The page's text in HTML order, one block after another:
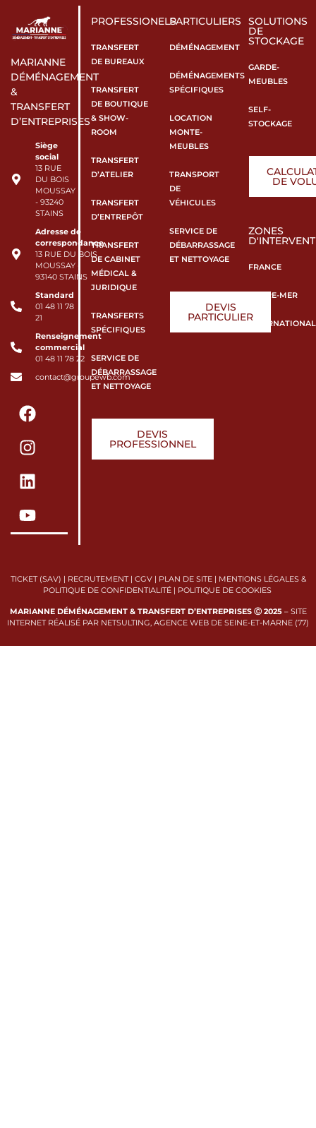
MARIANNE
DÉMÉNAGEMENT
&
TRANSFERT
D’ENTREPRISES
Siège
social
13 RUE
DU BOIS
MOUSSAY
- 93240
STAINS
Adresse de
correspondance
13 RUE DU BOIS
MOUSSAY -
93140 STAINS
Standard
01 48 11 78
21
Renseignement
commercial
01 48 11 78 22
contact@groupewb.com
PROFESSIONELS
TRANSFERT
DE BUREAUX
TRANSFERT
DE BOUTIQUE
& SHOW-
ROOM
TRANSFERT
D’ATELIER
TRANSFERT
D’ENTREPÔT
TRANSFERT
DE CABINET
MÉDICAL &
JURIDIQUE
TRANSFERTS
SPÉCIFIQUES
SERVICE DE
DÉBARRASSAGE
ET NETTOYAGE
DEVIS
PROFESSIONNEL
PARTICULIERS
DÉMÉNAGEMENT
DÉMÉNAGEMENTS
SPÉCIFIQUES
LOCATION
MONTE-
MEUBLES
TRANSPORT
DE
VÉHICULES
SERVICE DE
DÉBARRASSAGE
ET NETTOYAGE
DEVIS
PARTICULIER
SOLUTIONS
DE
STOCKAGE
GARDE-
MEUBLES
SELF-
STOCKAGE
DE
ZONES
FRANCE
OUTRE-MER
INTERNATIONAL
TICKET (SAV) | RECRUTEMENT| CGV| PLAN DE SITE| MENTIONS LÉGALES &
POLITIQUE DE CONFIDENTIALITÉ| POLITIQUE DE COOKIES
MARIANNE DÉMÉNAGEMENT & TRANSFERT D’ENTREPRISES Ⓒ 2025– SITE
INTERNET RÉALISÉ PAR NETSULTING, AGENCE WEB DE SEINE-ET-MARNE (77)